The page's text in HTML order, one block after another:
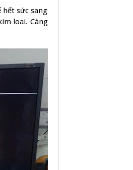
hết sức sang
loại. Càng